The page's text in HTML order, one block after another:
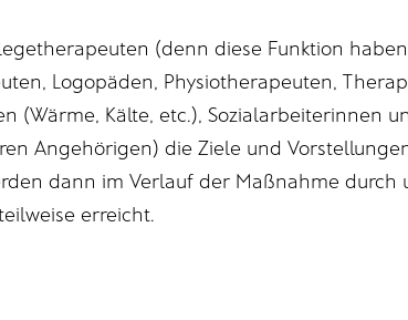
(denn diese Funktion
Logopäden, Physiotherapeuten,
(Wärme, Kälte, etc.), Sozialarbeiterinnen
Angehörigen) die Ziele und
dann im Verlauf der Maßnahme durch
erreicht.